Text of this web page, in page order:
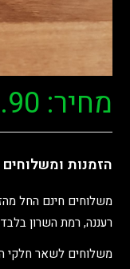
מחיר:
הזמנות ומשלוחים
רעננה, רמת השרון
משלוחים לשאר חלקי